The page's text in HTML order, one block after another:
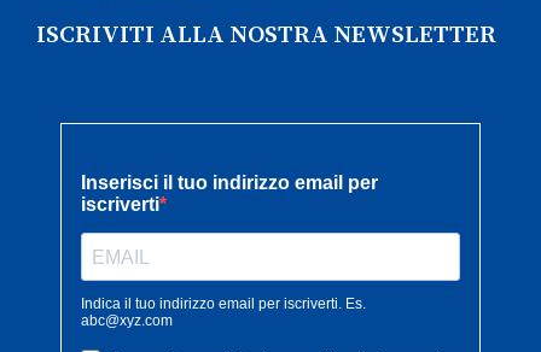
ISCRIVITI ALLA NOSTRA NEWSLETTER